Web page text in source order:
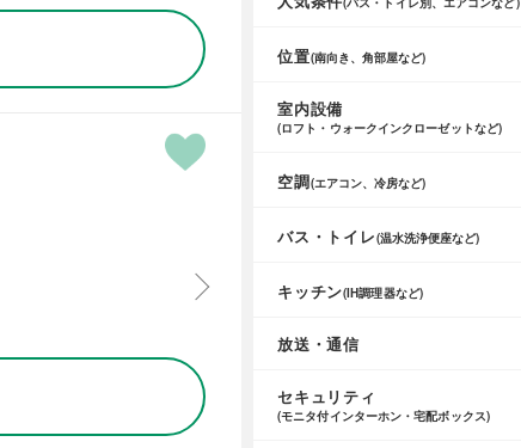
位置(南向き、角部屋など)
室内設備
(ロフト・ウォークインクローゼットなど)
空調(エアコン、冷房など)
バス・トイレ(温水洗浄便座など)
キッチン(IH調理器など)
放送・通信
セキュリティ
(モニタ付インターホン・宅配ボックス)